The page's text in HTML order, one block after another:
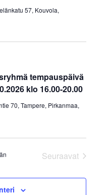
57, Kouvola,
tempauspäivä
klo 16.00-20.00
70, Tampere, Pirkanmaa,
Seuraavat